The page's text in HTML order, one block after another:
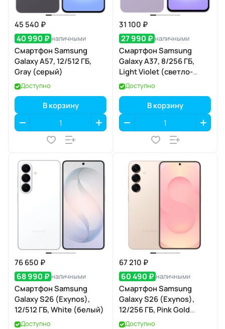
45 540 ₽
40 990 ₽ наличными
Смартфон Samsung
Galaxy A57, 12/512 ГБ,
Gray (серый)
Доступно
В корзину
31 100 ₽
27 990 ₽ наличными
Смартфон Samsung
Galaxy A37, 8/256 ГБ,
Light Violet (светло-
фиолетовый)
Доступно
В корзину
76 650 ₽
68 990 ₽ наличными
Смартфон Samsung
Galaxy S26 (Exynos),
12/512 ГБ, White (белый)
Доступно
67 210 ₽
60 490 ₽ наличными
Смартфон Samsung
Galaxy S26 (Exynos),
12/256 ГБ, Pink Gold
(розовое золото)
Доступно